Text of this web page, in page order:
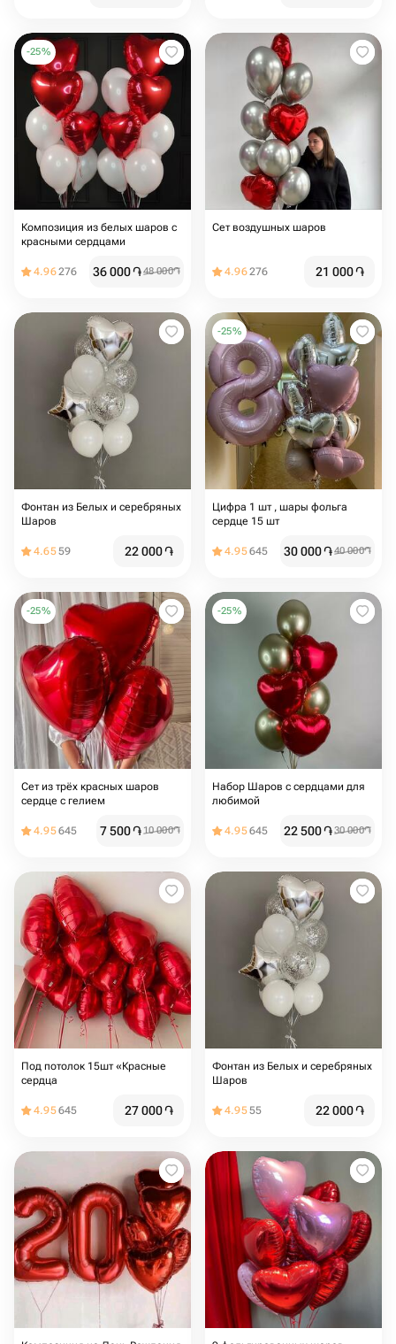
-25%
Композиция из белых шаров с
красными сердцами
4.96276 36 000֏48 000֏
Сет воздушных шаров
4.96276 21 000֏
Фонтан из Белых и серебряных
Шаров
4.6559 22 000֏
-25%
Цифра 1 шт , шары фольга
сердце 15 шт
4.95645 30 000֏40 000֏
-25%
Сет из трёх красных шаров
сердце с гелием
4.95645 7 500֏10 000֏
-25%
Набор Шаров с сердцами для
любимой
4.95645 22 500֏30 000֏
Под потолок 15шт «Красные
сердца
4.95645 27 000֏
Фонтан из Белых и серебряных
Шаров
4.9555 22 000֏